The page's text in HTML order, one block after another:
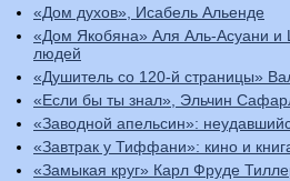
«Дом духов», Исабель Альенде
«Дом Якобяна» Аля Аль-Асуани и
людей
«Душитель со 120-й страницы»
«Если бы ты знал», Эльчин
«Заводной апельсин»:
«Завтрак у Тиффани»: кино и
«Замыкая круг» Карл Фруде